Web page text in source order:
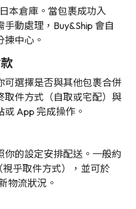
本倉庫。當包裹成功入
動處理，Buy&Ship 會自
中心。
可選擇是否與其他包裹合併
取件方式（自取或宅配）與
App 完成操作。
你的設定安排配送。一般約
乎取件方式），並可於
物流狀況。